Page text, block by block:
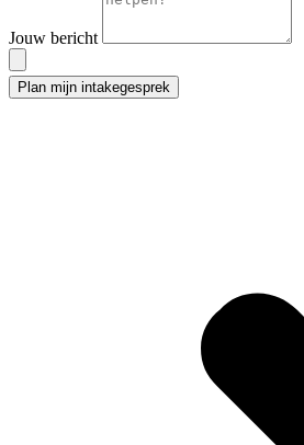
Jouw bericht
Plan mijn intakegesprek